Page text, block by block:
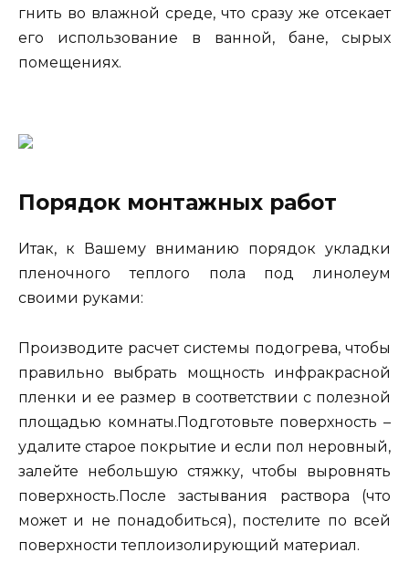
гнить во влажной среде, что сразу же отсекает
его использование в ванной, бане, сырых
помещениях.
Порядок монтажных работ
Итак, к Вашему вниманию порядок укладки
пленочного теплого пола под линолеум
своими руками:
Производите расчет системы подогрева, чтобы
правильно выбрать мощность инфракрасной
пленки и ее размер в соответствии с полезной
площадью комнаты.Подготовьте поверхность –
удалите старое покрытие и если пол неровный,
залейте небольшую стяжку, чтобы выровнять
поверхность.После застывания раствора (что
может и не понадобиться), постелите по всей
поверхности теплоизолирующий материал.